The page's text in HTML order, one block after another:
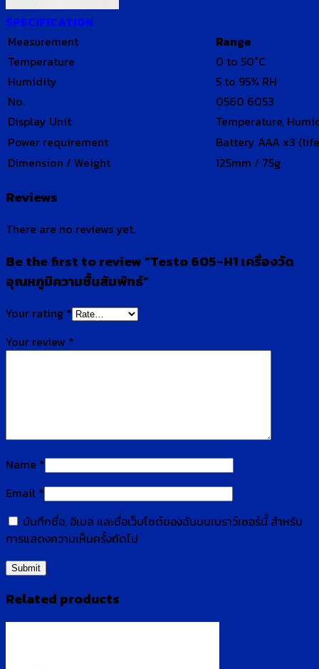
SPECIFICATION
Measurement
Range
Temperature
0 to 50°C
Humidity
5 to 95% RH
No.
0560 6053
Display Unit
Temperature,
Power requirement
Battery AAA x3
Dimension / Weight
125mm / 75g
Reviews
There are no reviews yet.
Be the first to review “Testo 605-H1 เครื่องวัด
อุณหภูมิความชื้นสัมพัทธ์”
Your rating *
Your review *
Name *
Email *
บันทึกชื่อ, อีเมล และชื่อเว็บไซต์ของฉันบนเบราว์เซอร์นี้ สำหรับ
การแสดงความเห็นครั้งถัดไป
Related products